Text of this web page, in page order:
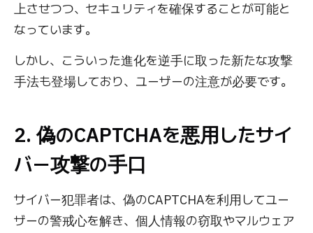
上させつつ、セキュリティを確保することが可能と
なっています。
しかし、こういった進化を逆手に取った新たな攻撃
手法も登場しており、ユーザーの注意が必要です。
2. 偽のCAPTCHAを悪用したサイ
バー攻撃の手口
サイバー犯罪者は、偽のCAPTCHAを利用してユー
ザーの警戒心を解き、個人情報の窃取やマルウェア